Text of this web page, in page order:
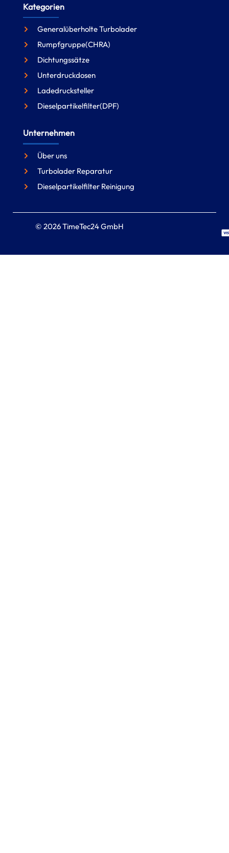
Kategorien
Generalüberholte Turbolader
Rumpfgruppe(CHRA)
Dichtungssätze
Unterdruckdosen
Ladedrucksteller
Dieselpartikelfilter(DPF)
Unternehmen
Über uns
Turbolader Reparatur
Dieselpartikelfilter Reinigung
© 2026 TimeTec24 GmbH